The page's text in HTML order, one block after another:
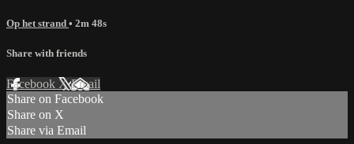
Op het strand • 2m 48s
Share with friends
Facebook XEmail
Share on Facebook
Share on X
Share via Email